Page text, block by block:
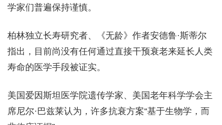
学家们普遍保持谨慎。
柏林独立长寿研究者、《无龄》作者安德鲁·斯蒂尔
指出，目前尚没有任何通过直接干预衰老来延长人类
寿命的医学手段被证实。
美国爱因斯坦医学院遗传学家、美国老年科学学会主
席尼尔·巴兹莱认为，许多抗衰方案“基于生物学，而